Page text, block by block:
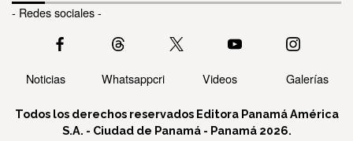
- Redes sociales -
Noticias Whatsappcri Videos Galerías
Todos los derechos reservados Editora Panamá América
S.A. - Ciudad de Panamá - Panamá 2026.